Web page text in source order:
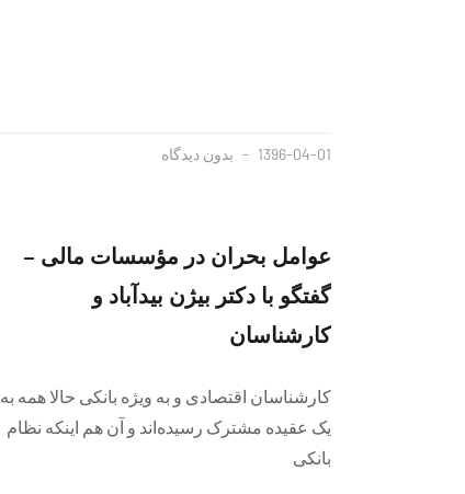
1396-04-01 بدون دیدگاه
عوامل بحران در مؤسسات مالی –
گفتگو با دکتر بیژن بیدآباد و
کارشناسان
کار‌شناسان اقتصادی و به ویژه بانکی حالا همه به
یک عقیده مشترک رسیده‌اند و آن هم اینکه نظام
بانکی